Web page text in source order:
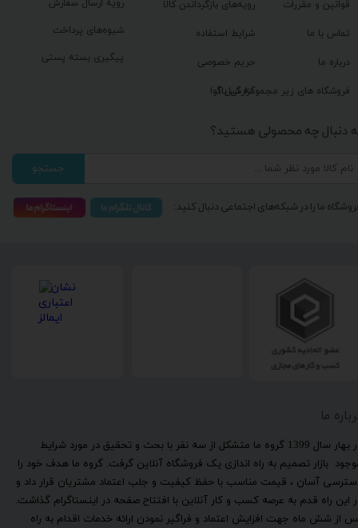
ما
​در بهار سال 1399 گروه ما متشکل از سه نفر با بحث و تحقیق در مورد شرایط
بازار تصمیم به راه اندازی یک فروشگاه آنلاین گرفت. گروه ما هدف خود را
آسان ، قیمت مناسب با حفظ کیفیت و جلب اعتماد مشتریان قرار داد و
این راه قدم به عرصه کسب و کار آنلاین با افتتاح صفحه در اینستاگرام گذاشت.
از شش ماه جهت افزایش اعتماد و فراگیر نمودن ارائه خدمات اقدام به راه
رویه ارسال سفارش
شیوه‌های پرداخت
پیگیری بسته پستی
رویه‌های بازگرداندن کالا
شرایط استفاده
حریم خصوصی
گزارش باگ
قوانین و مقررات
تماس با ما
درباره ما
فروشگاه های زیر مجموعه گیل آوا
دنبال چه محصولی هستید؟
جستجو
ما را در شبکه‌های اجتماعی دنبال کنید: